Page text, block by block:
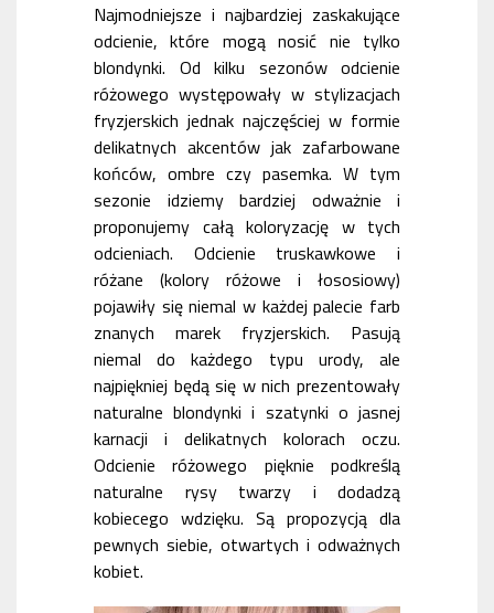
Najmodniejsze i najbardziej zaskakujące
odcienie, które mogą nosić nie tylko
blondynki. Od kilku sezonów odcienie
różowego występowały w stylizacjach
fryzjerskich jednak najczęściej w formie
delikatnych akcentów jak zafarbowane
końców, ombre czy pasemka. W tym
sezonie idziemy bardziej odważnie i
proponujemy całą koloryzację w tych
odcieniach. Odcienie truskawkowe i
różane (kolory różowe i łososiowy)
pojawiły się niemal w każdej palecie farb
znanych marek fryzjerskich. Pasują
niemal do każdego typu urody, ale
najpiękniej będą się w nich prezentowały
naturalne blondynki i szatynki o jasnej
karnacji i delikatnych kolorach oczu.
Odcienie różowego pięknie podkreślą
naturalne rysy twarzy i dodadzą
kobiecego wdzięku. Są propozycją dla
pewnych siebie, otwartych i odważnych
kobiet.